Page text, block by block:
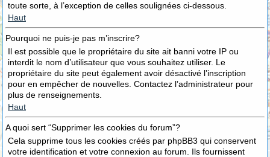
toute sorte, à l’exception de celles soulignées ci-dessous.
Haut
Pourquoi ne puis-je pas m’inscrire?
Il est possible que le propriétaire du site ait banni votre IP ou
interdit le nom d’utilisateur que vous souhaitez utiliser. Le
propriétaire du site peut également avoir désactivé l’inscription
pour en empêcher de nouvelles. Contactez l’administrateur pour
plus de renseignements.
Haut
A quoi sert “Supprimer les cookies du forum”?
Cela supprime tous les cookies créés par phpBB3 qui conservent
votre identification et votre connexion au forum. Ils fournissent